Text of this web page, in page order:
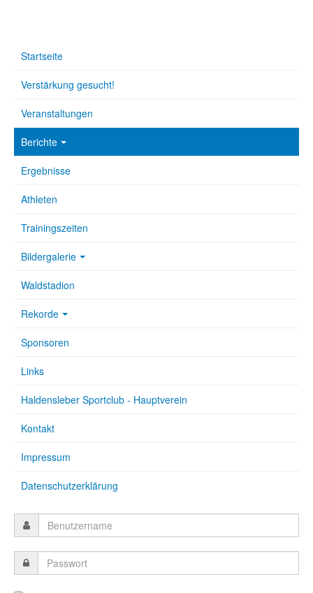
Startseite
Verstärkung gesucht!
Veranstaltungen
Berichte
Ergebnisse
Athleten
Trainingszeiten
Bildergalerie
Waldstadion
Rekorde
Sponsoren
Links
Haldensleber Sportclub - Hauptverein
Kontakt
Impressum
Datenschutzerklärung